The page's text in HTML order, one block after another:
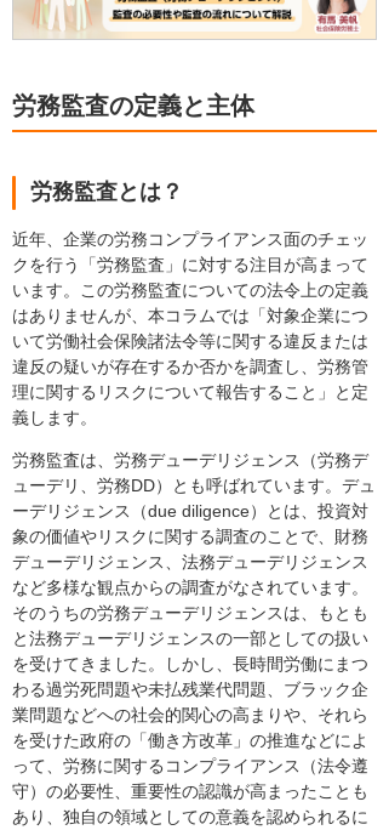
労務監査の定義と主体
労務監査とは？
近年、企業の労務コンプライアンス面のチェッ
クを行う「労務監査」に対する注目が高まって
います。この労務監査についての法令上の定義
はありませんが、本コラムでは「対象企業につ
いて労働社会保険諸法令等に関する違反または
違反の疑いが存在するか否かを調査し、労務管
理に関するリスクについて報告すること」と定
義します。
労務監査は、労務デューデリジェンス（労務デ
ューデリ、労務DD）とも呼ばれています。デュ
ーデリジェンス（due diligence）とは、投資対
象の価値やリスクに関する調査のことで、財務
デューデリジェンス、法務デューデリジェンス
など多様な観点からの調査がなされています。
そのうちの労務デューデリジェンスは、もとも
と法務デューデリジェンスの一部としての扱い
を受けてきました。しかし、長時間労働にまつ
わる過労死問題や未払残業代問題、ブラック企
業問題などへの社会的関心の高まりや、それら
を受けた政府の「働き方改革」の推進などによ
って、労務に関するコンプライアンス（法令遵
守）の必要性、重要性の認識が高まったことも
あり、独自の領域としての意義を認められるに